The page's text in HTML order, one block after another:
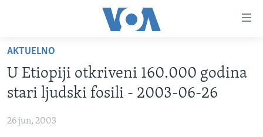
glavni
sadržaj
na
glavnu
navigaciju
RUBRIKE
AMERIKA
BALKAN
TV PROGRAM
OTVORENI STUDIO
AKTUELNO
U Etiopiji otkriveni 160.000 godina
stari ljudski fosili - 2003-06-26
26 jun, 2003